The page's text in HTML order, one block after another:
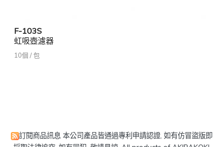
F-103S
虹吸壺濾器
10個 / 包
訂閱商品訊息本公司產品皆通過專利申請認證, 如有仿冒盜版即